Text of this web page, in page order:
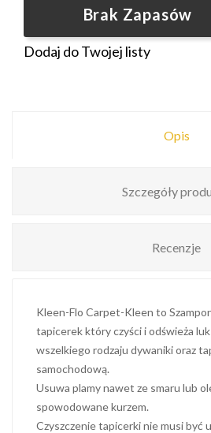
Brak Zapasów
Dodaj do Twojej listy
Opis
Szczegóły
Recenzje
Kleen-Flo Carpet-Kleen to
tapicerek który czyści i odświeża
wszelkiego rodzaju dywaniki oraz
samochodową.
Usuwa plamy nawet ze smaru lub
spowodowane kurzem.
Czyszczenie tapicerki nie musi być